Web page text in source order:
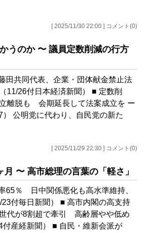
[ 2025/11/30 22:00 ] コメント(0)
うのか 〜 議員定数削減の行方
田共同代表、企業・団体献金禁止法
11/26付日本経済新聞） ■ 定数削
離脱も 会期延長して法案成立を ー
公明党に代わり、自民党の新た
[ 2025/11/29 22:30 ] コメント(0)
〜 高市総理の言葉の「軽さ」
65％ 日中関係悪化も高水準維持、
付毎日新聞） ■ 高市内閣の高支持
代が8割超で牽引 高齢層やや低め
付産経新聞） ■ 自民・維新会派が